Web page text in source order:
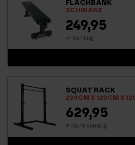
FLACHBANK
SCHWARZ
249,95
Vorrätig
SQUAT RACK
230CM X 120CM X
629,95
Nicht vorrätig